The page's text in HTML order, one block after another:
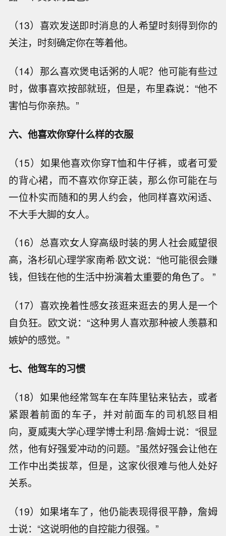
（13）喜欢发送即时消息的人希望时刻得到你的
关注，时刻确定你在等着他。
（14）那么喜欢煲电话粥的人呢？他可能有些过
时，做事喜欢按部就班，但是，布里森说：“他不
害怕与你亲热。”
六、他喜欢你穿什么样的衣服
（15）如果他喜欢你穿T恤和牛仔裤，或者可爱
的背心裙，而不喜欢你穿正装，那么你可能在与
一位朴实而随和的男人约会，他同样喜欢闲适、
不大手大脚的女人。
（16）总喜欢女人穿高级时装的男人社会威望很
高，洛杉矶心理学家南希·欧文说：“他可能很会赚
钱，但钱在他的生活中扮演着太重要的角色了。 ”
（17）喜欢挽着性感女孩逛来逛去的男人是一个
自负狂。欧文说：“这种男人喜欢那种被人羡慕和
嫉妒的感觉。”
七、他驾车的习惯
（18）如果他经常驾车在车阵里钻来钻去，或者
紧跟着前面的车子，并对前面车的司机怒目相
向，夏威夷大学心理学博士利昂·詹姆士说：“很显
然，他有好强爱冲动的问题。”虽然好强会让他在
工作中出类拔萃，但是，这家伙很难与他人处好
关系。
（19）如果堵车了，他仍能表现得很平静，詹姆
士说：“这说明他的自控能力很强。”